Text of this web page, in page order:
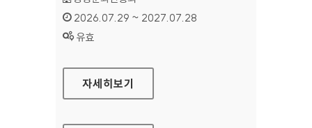
인증기간 :
2026.07.29 ~ 2027.07.28
상태 :
유효
방송문화진흥회
자세히보기